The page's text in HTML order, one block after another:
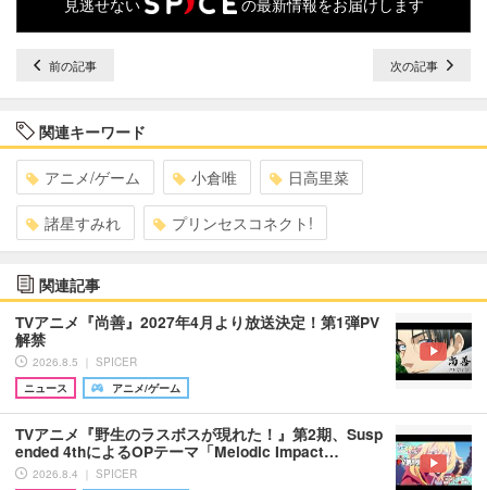
前の記事 次の記事
関連キーワード
アニメ/ゲーム 小倉唯 日高里菜
諸星すみれ プリンセスコネクト!
関連記事
TVアニメ『尚善』2027年4月より放送決定！第1弾PV
解禁
2026.8.5 ｜ SPICER
ニュース
アニメ/ゲーム
TVアニメ『野生のラスボスが現れた！』第2期、Susp
ended 4thによるOPテーマ「Melodic Impact…
2026.8.4 ｜ SPICER